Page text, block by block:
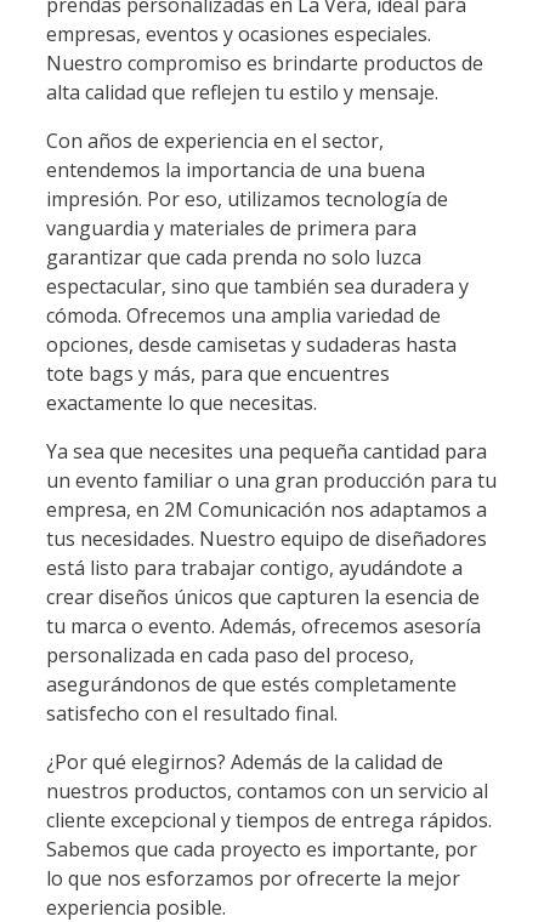
empresas, eventos y ocasiones especiales.
Nuestro compromiso es brindarte productos de
alta calidad que reflejen tu estilo y mensaje.
Con años de experiencia en el sector,
entendemos la importancia de una buena
impresión. Por eso, utilizamos tecnología de
vanguardia y materiales de primera para
garantizar que cada prenda no solo luzca
espectacular, sino que también sea duradera y
cómoda. Ofrecemos una amplia variedad de
opciones, desde camisetas y sudaderas hasta
tote bags y más, para que encuentres
exactamente lo que necesitas.
Ya sea que necesites una pequeña cantidad para
un evento familiar o una gran producción para tu
empresa, en 2M Comunicación nos adaptamos a
tus necesidades. Nuestro equipo de diseñadores
está listo para trabajar contigo, ayudándote a
crear diseños únicos que capturen la esencia de
tu marca o evento. Además, ofrecemos asesoría
personalizada en cada paso del proceso,
asegurándonos de que estés completamente
satisfecho con el resultado final.
¿Por qué elegirnos? Además de la calidad de
nuestros productos, contamos con un servicio al
cliente excepcional y tiempos de entrega rápidos.
Sabemos que cada proyecto es importante, por
lo que nos esforzamos por ofrecerte la mejor
experiencia posible.